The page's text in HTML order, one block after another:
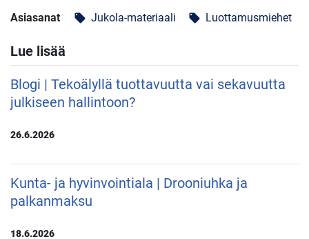
Asiasanat local_offer Jukola-materiaali local_offer Luottamusmiehet
Lue lisää
Blogi | Tekoälyllä tuottavuutta vai sekavuutta
julkiseen hallintoon?
26.6.2026
Kunta- ja hyvinvointiala | Drooniuhka ja
palkanmaksu
18.6.2026